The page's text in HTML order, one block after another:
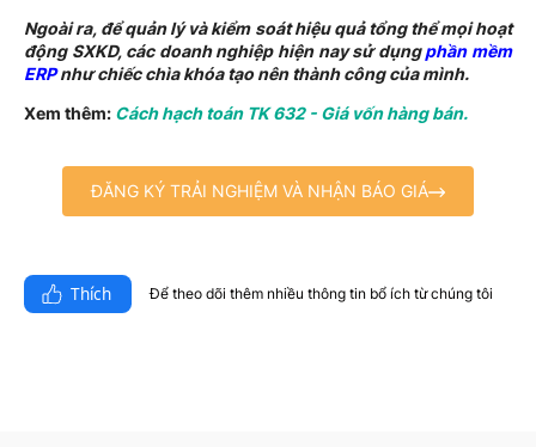
Ngoài ra, để quản lý và kiểm soát hiệu quả tổng thể mọi hoạt
động SXKD, các doanh nghiệp hiện nay sử dụngphần mềm
ERPnhư chiếc chìa khóa tạo nên thành công của mình.
Xem thêm: Cách hạch toán TK 632 - Giá vốn hàng bán.
ĐĂNG KÝ TRẢI NGHIỆM VÀ NHẬN BÁO GIÁ
Thích Để theo dõi thêm nhiều thông tin bổ ích từ chúng tôi​